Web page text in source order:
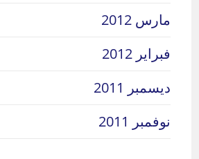
مارس 2012
فبراير 2012
ديسمبر 2011
نوفمبر 2011